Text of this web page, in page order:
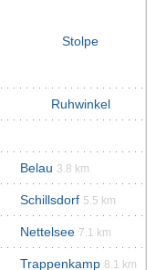
Stolpe
Ruhwinkel
Belau 3.8 km
Schillsdorf 5.5 km
Nettelsee 7.1 km
Trappenkamp 8.1 km